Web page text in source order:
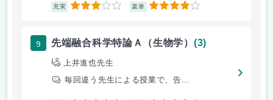
充実 3 楽単 4
9 先端融合科学特論Ａ（生物学） (3)
上井進也先生
毎回違う先生による授業で、告...